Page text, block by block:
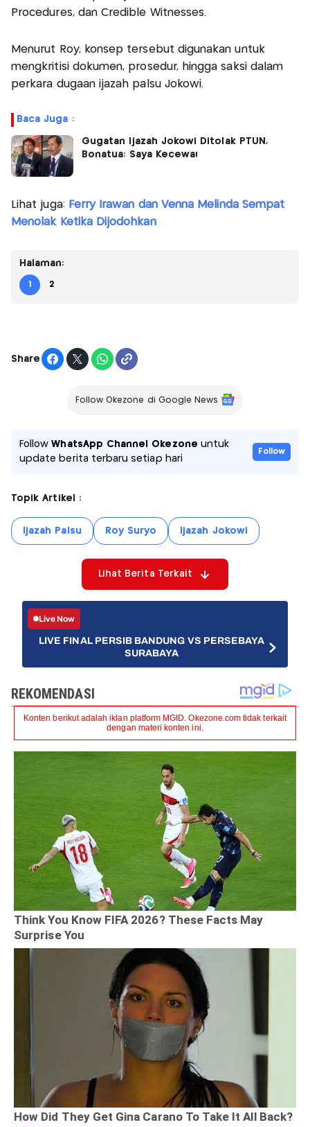
Procedures, dan Credible Witnesses.
Menurut Roy, konsep tersebut digunakan untuk
mengkritisi dokumen, prosedur, hingga saksi dalam
perkara dugaan ijazah palsu Jokowi.
Baca Juga :
Gugatan Ijazah Jokowi Ditolak PTUN,
Bonatua: Saya Kecewa!
Lihat juga: Ferry Irawan dan Venna Melinda Sempat
Menolak Ketika Dijodohkan
Halaman:
1 2
Share
Follow Okezone di Google News
FollowWhatsApp Channel Okezone untuk
update berita terbaru setiap hari
Follow
Topik Artikel :
Ijazah Palsu Roy Suryo Ijazah Jokowi
Lihat Berita Terkait
Live Now
LIVE FINAL PERSIB BANDUNG VS PERSEBAYA
SURABAYA